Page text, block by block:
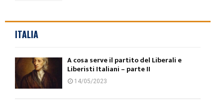
ITALIA
A cosa serve il partito del Liberali e
Liberisti Italiani – parte II
14/05/2023